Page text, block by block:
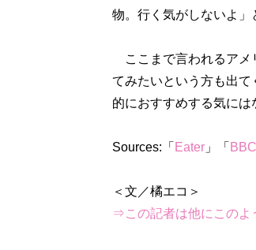
物。行く気がしないよ」
ここまで言われるアメ
てみたいという方も出
的におすすめする気に
Sources:「 Eater 」「 BBC
⇒この記者は他にこのよ